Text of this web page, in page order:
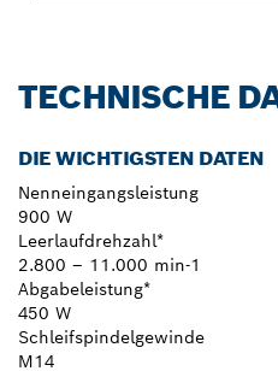
TECHNISCHE
DIE WICHTIGSTEN DATEN
Nenneingangsleistung
900 W
Leerlaufdrehzahl*
2.800 – 11.000 min-1
Abgabeleistung*
450 W
Schleifspindelgewinde
M14